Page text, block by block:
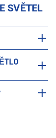
SVĚTEL